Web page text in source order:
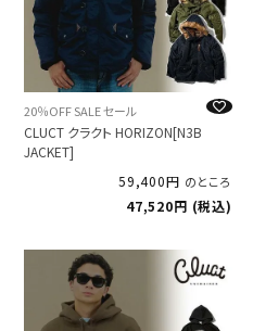
20％OFF SALE セール
CLUCT クラクト HORIZON[N3B
JACKET]
59,400
のところ
47,520 税込